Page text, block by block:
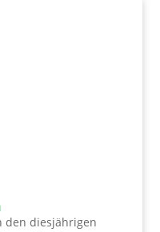
den diesjährigen